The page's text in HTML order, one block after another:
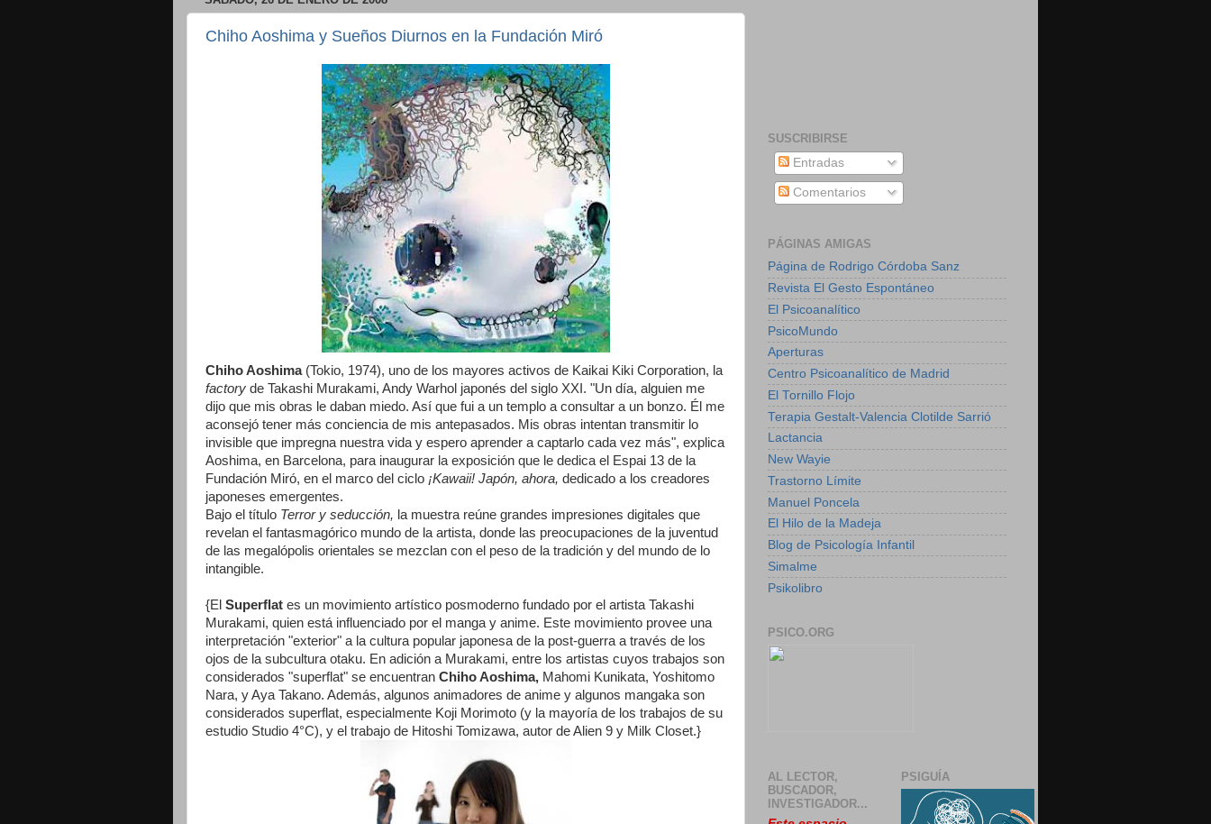
Chiho Aoshima y Sueños Diurnos en la Fundación Miró
Chiho Aoshima(Tokio, 1974), uno de los mayores activos de Kaikai Kiki Corporation, la
factory de Takashi Murakami, Andy Warhol japonés del siglo XXI. "Un día, alguien me
dijo que mis obras le daban miedo. Así que fui a un templo a consultar a un bonzo. Él me
aconsejó tener más conciencia de mis antepasados. Mis obras intentan transmitir lo
invisible que impregna nuestra vida y espero aprender a captarlo cada vez más", explica
Aoshima, en Barcelona, para inaugurar la exposición que le dedica el Espai 13 de la
Fundación Miró, en el marco del ciclo ¡Kawaii! Japón, ahora, dedicado a los creadores
japoneses emergentes.
Bajo el título Terror y seducción, la muestra reúne grandes impresiones digitales que
revelan el fantasmagórico mundo de la artista, donde las preocupaciones de la juventud
de las megalópolis orientales se mezclan con el peso de la tradición y del mundo de lo
intangible.
{El Superflat es un movimiento artístico posmoderno fundado por el artista Takashi
Murakami, quien está influenciado por el manga y anime. Este movimiento provee una
interpretación "exterior" a la cultura popular japonesa de la post-guerra a través de los
ojos de la subcultura otaku. En adición a Murakami, entre los artistas cuyos trabajos son
considerados "superflat" se encuentran Chiho Aoshima, Mahomi Kunikata, Yoshitomo
Nara, y Aya Takano. Además, algunos animadores de anime y algunos mangaka son
considerados superflat, especialmente Koji Morimoto (y la mayoría de los trabajos de su
estudio Studio 4°C), y el trabajo de Hitoshi Tomizawa, autor de Alien 9 y Milk Closet.}
SUSCRIBIRSE
Entradas
Comentarios
PÁGINAS AMIGAS
Página de Rodrigo Córdoba Sanz
Revista El Gesto Espontáneo
El Psicoanalítico
PsicoMundo
Aperturas
Centro Psicoanalítico de Madrid
El Tornillo Flojo
Terapia Gestalt-Valencia Clotilde Sarrió
Lactancia
New Wayie
Trastorno Límite
Manuel Poncela
El Hilo de la Madeja
Blog de Psicología Infantil
Simalme
Psikolibro
PSICO.ORG
AL LECTOR,
BUSCADOR,
INVESTIGADOR...
PSIGUÍA